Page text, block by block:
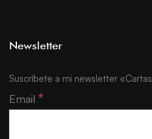
Newsletter
Suscríbete a mi newsletter
Email *